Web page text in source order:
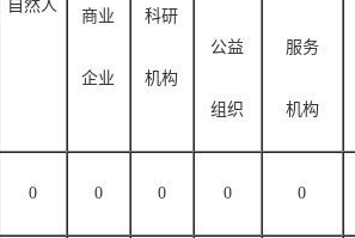
自然人
商业
企业
科研
机构
公益
组织
服务
机构
0 0 0 0 0